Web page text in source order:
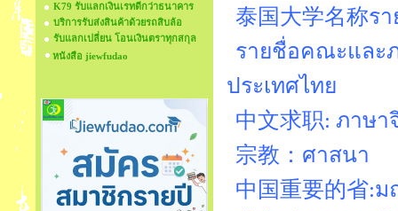
K79 รับแลกเงินเรทดีกว่าธนาคาร
บริการรับส่งสินค้าด้วยรถสิบล้อ
รับแลกเปลี่ยน โอนเงินตราทุกสกุล
หนังสือ jiewfudao
泰国大学名称ร
รายชื่อคณะและ
ประเทศไทย
中文求职: ภาษ
宗教：ศาสนา
中国重要的省: